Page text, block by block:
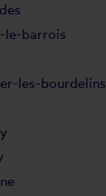
le-barrois
les-bourdelins